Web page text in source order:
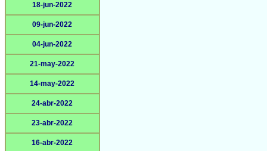
18-jun-2022
09-jun-2022
04-jun-2022
21-may-2022
14-may-2022
24-abr-2022
23-abr-2022
16-abr-2022